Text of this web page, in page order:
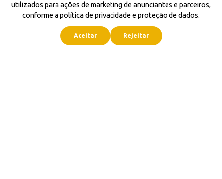
utilizados para ações de marketing de anunciantes e parceiros,
conforme a política de privacidade e proteção de dados.
Aceitar Rejeitar